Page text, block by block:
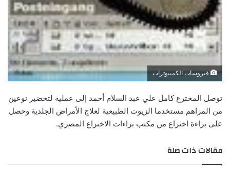
فيروسات الكمبيوترات
توصل المخترع كامل علي عبد السلام أحمد إلى عملية لتحضير نوعين
من المراهم مستخدما الزيوت الطبيعية لعلاج الأمراض الجلدية وحصل
على براءة اختراع من مكتب براءات الاختراع المصري.
مقالات ذات صلة